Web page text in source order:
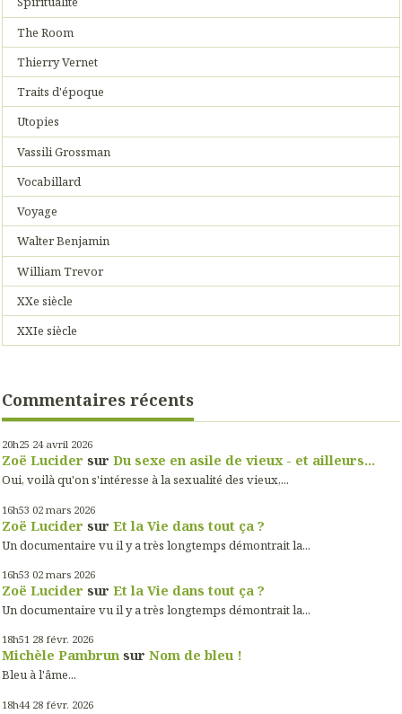
The Room
Thierry Vernet
Traits d'époque
Utopies
Vassili Grossman
Vocabillard
Voyage
Walter Benjamin
William Trevor
XXe siècle
XXIe siècle
Commentaires récents
20h25 24 avril 2026
Zoë Lucider sur Du sexe en asile de vieux - et ailleurs...
Oui, voilà qu'on s'intéresse à la sexualité des vieux,...
16h53 02 mars 2026
Zoë Lucider sur Et la Vie dans tout ça ?
Un documentaire vu il y a très longtemps démontrait la...
16h53 02 mars 2026
Zoë Lucider sur Et la Vie dans tout ça ?
Un documentaire vu il y a très longtemps démontrait la...
18h51 28 févr. 2026
Michèle Pambrun sur Nom de bleu !
Bleu à l'âme...
18h44 28 févr. 2026